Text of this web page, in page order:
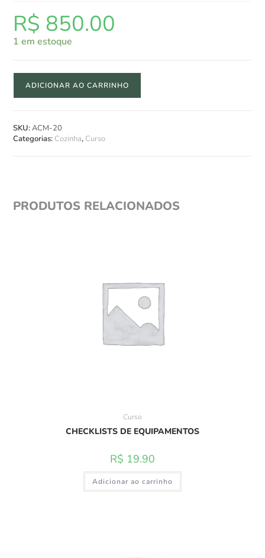
R$ 850.00
1 em estoque
ADICIONAR AO CARRINHO
SKU:ACM-20
Categorias: Cozinha, Curso
PRODUTOS RELACIONADOS
Curso
CHECKLISTS DE EQUIPAMENTOS
R$ 19.90
Adicionar ao carrinho